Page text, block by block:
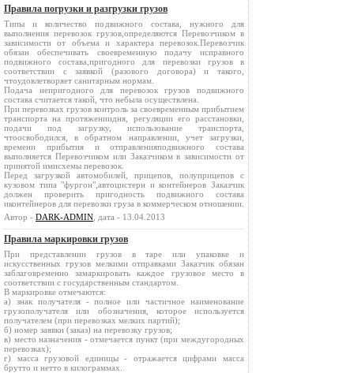
Правила погрузки и разгрузки грузов
Типы и количество подвижного состава, нужного для
выполнения перевозок грузов,определяются Перевозчиком в
зависимости от объема и характера перевозок.Перевозчик
обязан обеспечивать своевременную подачу исправного
подвижного состава,пригодного для перевозки грузов в
соответствии с заявкой (разового договора) и такого,
чтоудовлетворяет санитарным нормам.
Подача непригодного для перевозок грузов подвижного
состава считается такой, что небыла осуществлена.
При перевозках грузов контроль за своевременным прибытием
транспорта на протяжениидня, регуляции его расстановки,
подачи под загрузку, использование транспорта,
чтоосвободился, в обратном направлении, учет загрузки,
времени прибытия и отправленияподвижного состава
выполняется Перевозчиком или Заказчиком в зависимости от
принятой имисхемы перевозок.
Перед загрузкой автомобилей, прицепов, полуприцепов с
кузовом типа "фургон",автоцистерн и контейнеров Заказчик
должен проверить пригодность подвижного состава
иконтейнеров для перевозки груза в коммерческом отношении.
Автор - DARK-ADMIN , дата - 13.04.2013
Правила маркировки грузов
При представлении грузов в таре или упаковке и
искусственных грузов мелкими отправками Заказчик обязан
заблаговременно замаркировать каждое грузовое место в
соответствии с государственным стандартом.
В маркировке отмечаются:
а) знак получателя - полное или частичное наименование
грузополучателя или обозначения, которое используется
получателем (при перевозках мелких партий);
б) номер заявки (заказ) на перевозку грузов;
в) место назначения - отмечается пункт (при междугородных
перевозках);
г) масса грузовой единицы - отражается цифрами масса
брутто и нетто в килограммах.